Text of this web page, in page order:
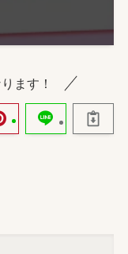
ます！